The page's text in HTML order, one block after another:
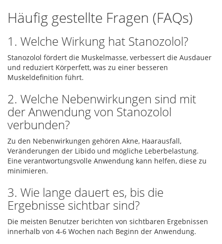
Häufig gestellte Fragen (FAQs)
1. Welche Wirkung hat Stanozolol?
Stanozolol fördert die Muskelmasse, verbessert die Ausdauer
und reduziert Körperfett, was zu einer besseren
Muskeldefinition führt.
2. Welche Nebenwirkungen sind mit
der Anwendung von Stanozolol
verbunden?
Zu den Nebenwirkungen gehören Akne, Haarausfall,
Veränderungen der Libido und mögliche Leberbelastung.
Eine verantwortungsvolle Anwendung kann helfen, diese zu
minimieren.
3. Wie lange dauert es, bis die
Ergebnisse sichtbar sind?
Die meisten Benutzer berichten von sichtbaren Ergebnissen
innerhalb von 4-6 Wochen nach Beginn der Anwendung.